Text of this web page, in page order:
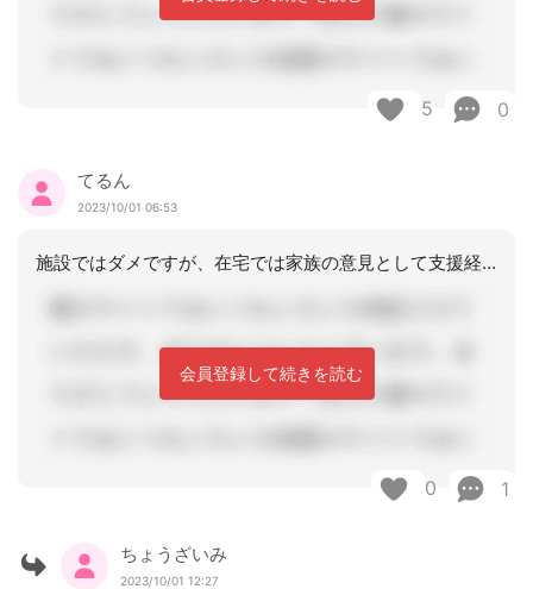
5 0
てるん
2023/10/01 06:53
施設ではダメですが、在宅では家族の意見として支援経過に記載しておけばいいかと思い
会員登録して続きを読む
0 1
ちょうざいみ
2023/10/01 12:27